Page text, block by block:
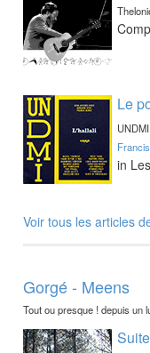
Le
Francis
in
Voir tous les articles
Gorgé - Meens
Tout ou presque ! depuis un